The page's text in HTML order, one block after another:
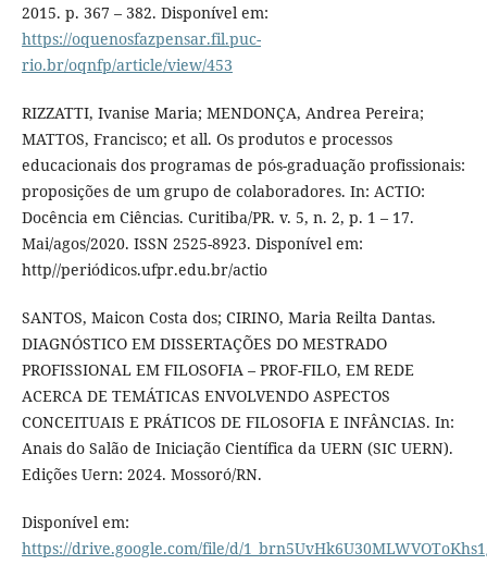
2015. p. 367 – 382. Disponível em:
https://oquenosfazpensar.fil.puc-
rio.br/oqnfp/article/view/453
RIZZATTI, Ivanise Maria; MENDONÇA, Andrea Pereira;
MATTOS, Francisco; et all. Os produtos e processos
educacionais dos programas de pós-graduação profissionais:
proposições de um grupo de colaboradores. In: ACTIO:
Docência em Ciências. Curitiba/PR. v. 5, n. 2, p. 1 – 17.
Mai/agos/2020. ISSN 2525-8923. Disponível em:
http//periódicos.ufpr.edu.br/actio
SANTOS, Maicon Costa dos; CIRINO, Maria Reilta Dantas.
DIAGNÓSTICO EM DISSERTAÇÕES DO MESTRADO
PROFISSIONAL EM FILOSOFIA – PROF-FILO, EM REDE
ACERCA DE TEMÁTICAS ENVOLVENDO ASPECTOS
CONCEITUAIS E PRÁTICOS DE FILOSOFIA E INFÂNCIAS. In:
Anais do Salão de Iniciação Científica da UERN (SIC UERN).
Edições Uern: 2024. Mossoró/RN.
Disponível em:
https://drive.google.com/file/d/